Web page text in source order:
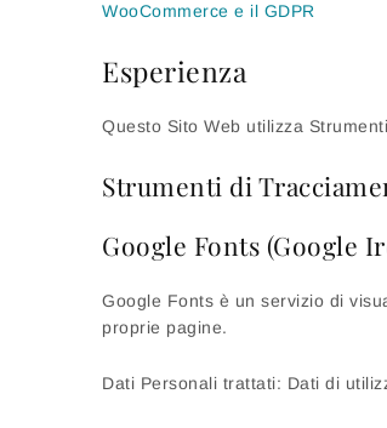
WooCommerce e il GDPR
Esperienza
Questo Sito Web utilizza
Strumenti di
Google Fonts (Google
Google Fonts è un servizio di
proprie pagine.
Dati Personali trattati: Dati di